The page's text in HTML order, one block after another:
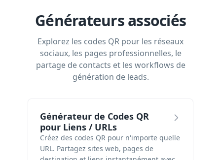
Générateurs associés
Explorez les codes QR pour les réseaux
sociaux, les pages professionnelles, le
partage de contacts et les workflows de
génération de leads.
Générateur de Codes QR
pour Liens / URLs
Créez des codes QR pour n'importe quelle
URL. Partagez sites web, pages de